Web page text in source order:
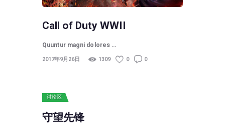
Call of Duty WWII
Quuntur magni dolores …
2017年9月26日 1309 0 0
讨论区
守望先锋